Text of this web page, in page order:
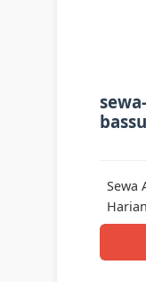
Sewa